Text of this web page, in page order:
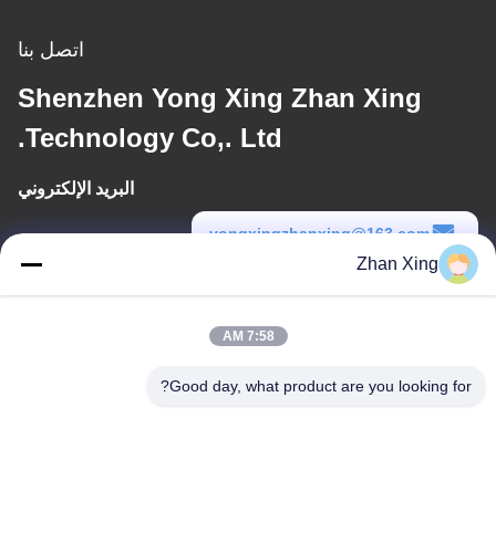
اتصل بنا
Shenzhen Yong Xing Zhan Xing
Technology Co,. Ltd.
البريد الإلكتروني
yongxingzhanxing@163.com
Zhan Xing
7:58 AM
Good day, what product are you looking for?